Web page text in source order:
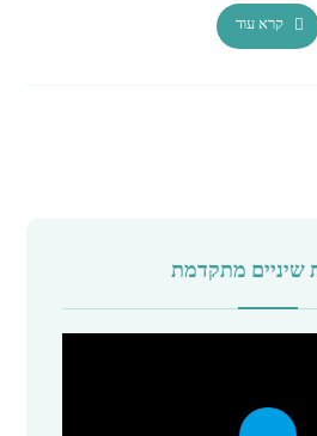
קרא עוד
שיניים מתקדמת